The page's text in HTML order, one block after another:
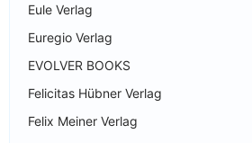
Eule Verlag
Euregio Verlag
EVOLVER BOOKS
Felicitas Hübner Verlag
Felix Meiner Verlag